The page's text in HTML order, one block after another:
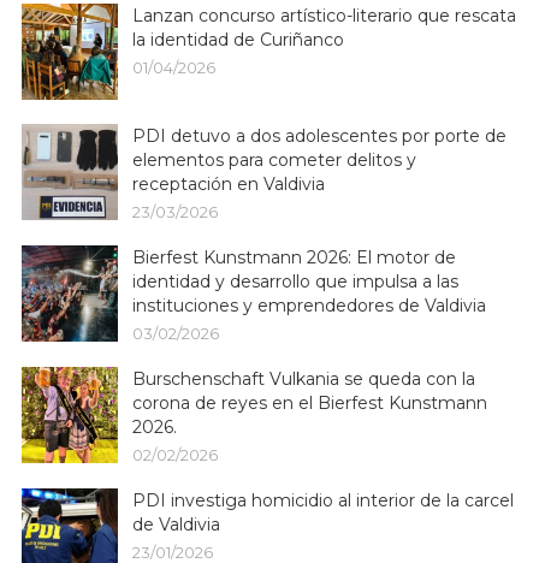
Lanzan concurso artístico-literario que rescata
la identidad de Curiñanco
01/04/2026
PDI detuvo a dos adolescentes por porte de
elementos para cometer delitos y
receptación en Valdivia
23/03/2026
Bierfest Kunstmann 2026: El motor de
identidad y desarrollo que impulsa a las
instituciones y emprendedores de Valdivia
03/02/2026
Burschenschaft Vulkania se queda con la
corona de reyes en el Bierfest Kunstmann
2026.
02/02/2026
PDI investiga homicidio al interior de la carcel
de Valdivia
23/01/2026